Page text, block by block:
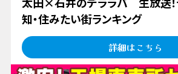
知・住みたい街ランキング
詳細はこちら